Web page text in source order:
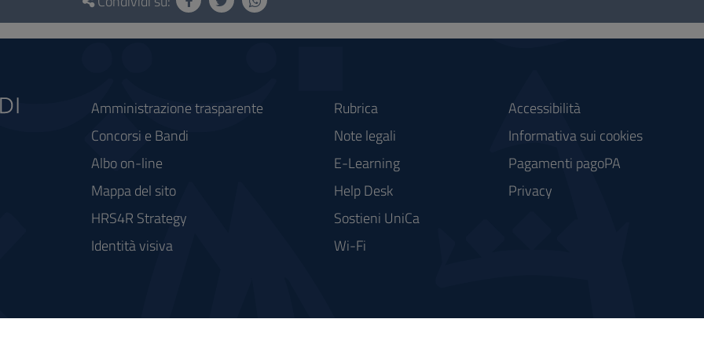
Amministrazione trasparente
Concorsi e Bandi
Albo on-line
Mappa del sito
HRS4R Strategy
Identità visiva
Rubrica
Note legali
E-Learning
Help Desk
Sostieni UniCa
Wi-Fi
Accessibilità
Informativa sui cookies
Pagamenti pagoPA
Privacy